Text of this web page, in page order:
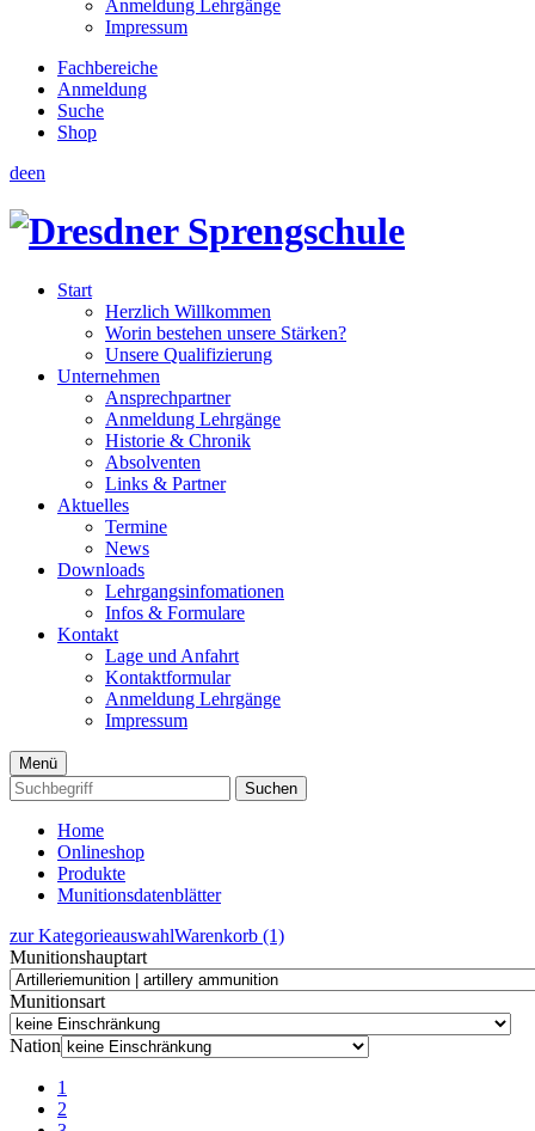
Anmeldung Lehrgänge
Impressum
Fachbereiche
Anmeldung
Suche
Shop
deen
Start
Herzlich Willkommen
Worin bestehen unsere Stärken?
Unsere Qualifizierung
Unternehmen
Ansprechpartner
Anmeldung Lehrgänge
Historie & Chronik
Absolventen
Links & Partner
Aktuelles
Termine
News
Downloads
Lehrgangsinfomationen
Infos & Formulare
Kontakt
Lage und Anfahrt
Kontaktformular
Anmeldung Lehrgänge
Impressum
Menü
Suchen
Home
Onlineshop
Produkte
Munitionsdatenblätter
zur KategorieauswahlWarenkorb (1)
Munitionshauptart
Munitionsart
Nation
1
2